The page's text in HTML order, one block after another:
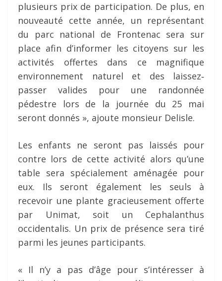
plusieurs prix de participation. De plus, en
nouveauté cette année, un représentant
du parc national de Frontenac sera sur
place afin d’informer les citoyens sur les
activités offertes dans ce magnifique
environnement naturel et des laissez‐
passer valides pour une randonnée
pédestre lors de la journée du 25 mai
seront donnés », ajoute monsieur Delisle.
Les enfants ne seront pas laissés pour
contre lors de cette activité alors qu’une
table sera spécialement aménagée pour
eux. Ils seront également les seuls à
recevoir une plante gracieusement offerte
par Unimat, soit un Cephalanthus
occidentalis. Un prix de présence sera tiré
parmi les jeunes participants.
« Il n’y a pas d’âge pour s’intéresser à